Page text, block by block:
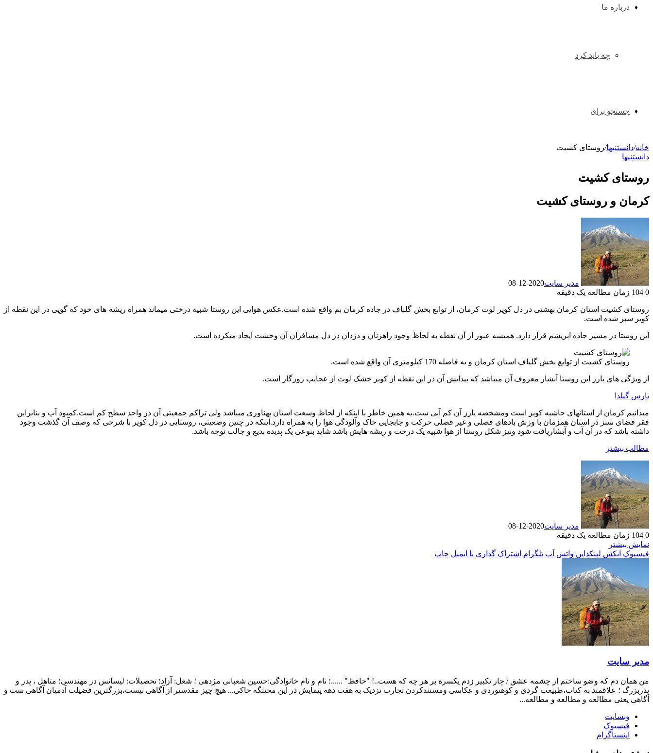
درباره ما
چه باید کرد
جستجو برای
خانه/دانستنیها/روستای کشیت
دانستنیها
روستای کشیت
کرمان و روستای کشیت
مدیر سایت2020-12-08
0
زمان مطالعه یک دقیقه
روستای کشیت استان کرمان بهشتی در دل کویر لوت کرمان، از توابع بخش گلباف در جاده کرمان بم واقع شده است.عکس هوایی این روستا شبیه درختی میماند همراه ریشه های خود که گویی در این نقطه از
کویر سبز شده است.
این روستا در مسیر جاده ابریشم قرار دارد. همیشه عبور از آن نقطه به لحاظ وجود راهزنان و دزدان در دل مسافران آن وحشت ایجاد میکرده است.
روستای کشیت از توابع بخش گلباف استان کرمان و به فاصله 170 کیلومتری آن واقع شده است.
از ویژگی های بارز این روستا آبشار معروف آن میباشد که پیدایش آن در این نقطه از کویر خشک لوت از عجایب روزگار است.
پارس گیلدا
میدانیم کرمان از استانهای حاشیه کویر است ومشخصه بارز آن کم آبی ست.به همین خاطر با اینکه از لحاظ وسعت استان پهناوری میباشد ولی تراکم جمعیتی آن در واحد سطح کم است.کمبود آب و بنابراین
فقر فضای سبز در استان همزمان با وزش بادهای فصلی و غیر فصلی حرکت و جابجایی خاک وآلودگی هوا را به همراه دارد.اینکه در چنین وضعیتی، روستایی در دل کویر با شرحی که وصف آن گذشت وجود
داشته باشد که در آن آب و آبشاریافت شود ونیز شکل روستا از هوا شبیه یک درخت و ریشه هایش باشد شاید بنوعی یک پدیده بدیع و جالب توجه باشد.
مطالب بیشتر
مدیر سایت2020-12-08
0
زمان مطالعه یک دقیقه
نمایش بیشتر
فیسبوک ایکس لینکداین واتس آپ تلگرام اشتراک گذاری با ایمیل چاپ
مدیر سایت
من همان دم که وضو ساختم از چشمه عشق / چار تکبیر زدم یکسره بر هر چه که هست..! "حافظ" ......؛ نام و نام خانوادگی:حسین شعبانی مژدهی ؛ شغل: آزاد؛ تحصیلات: لیسانس در مهندسی؛ متاهل ، پدر و
پدربزرگ ؛ علاقمند به کتاب،طبیعت گردی و کوهنوردی و عکاسی ومستندکردن تجارب نزدیک به هفت دهه پیمایش در این محنتگه خاکی... هیچ چیز مقدستر از آگاهی نیست،بزرگترین فضیلت آدمیان آگاهی ست و
آگاهی یعنی مطالعه و مطالعه و مطالعه...
وبسایت
فیسبوک
اینستاگرام